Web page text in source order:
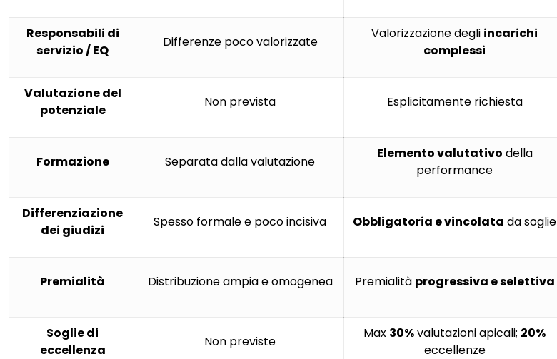
Responsabili di
servizio / EQ
Differenze poco valorizzate
Valorizzazione degli incarichi
complessi
Valutazione del
potenziale
Non prevista Esplicitamente richiesta
Formazione Separata dalla valutazione
Elemento valutativo della
performance
Differenziazione
dei giudizi
Spesso formale e poco incisiva Obbligatoria e vincolata da soglie
Premialità Distribuzione ampia e omogenea Premialità progressiva e selettiva
Soglie di
eccellenza
Non previste
Max 30%valutazioni apicali; 20%
eccellenze